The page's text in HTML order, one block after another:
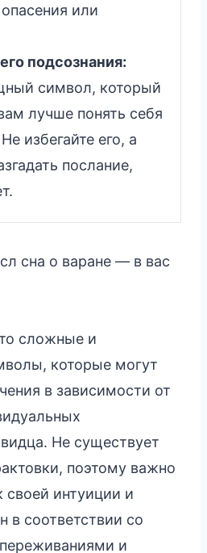
или
подсознания:
символ, который
лучше понять себя
избегайте его, а
послание,
сна о варане — в вас
сложные и
которые могут
в зависимости от
Не существует
поэтому важно
своей интуиции и
в соответствии со
и